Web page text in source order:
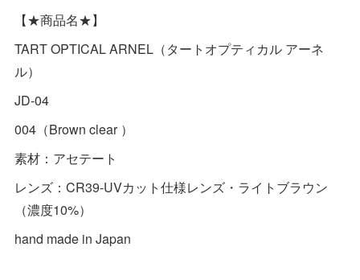
【★商品名★】
TART OPTICAL ARNEL（タートオプティカル アーネ
ル）
JD-04
004（Brown clear ）
素材：アセテート
レンズ：CR39-UVカット仕様レンズ・ライトブラウン
（濃度10%）
hand made in Japan